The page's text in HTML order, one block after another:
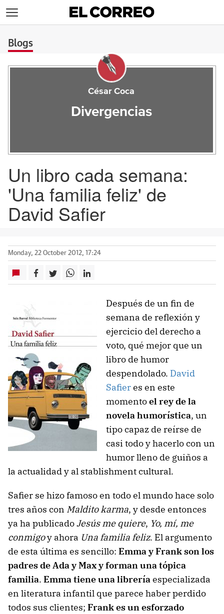
Blogs
César Coca
Divergencias
Un libro cada semana:
'Una familia feliz' de
David Safier
Monday, 22 October 2012, 17:24
Después de un fin de
semana de reflexión y
ejercicio del derecho a
voto, qué mejor que un
libro de humor
despendolado. David
Safieres en este
momentoel rey de la
novela humorística, un
tipo capaz de reírse de
casi todo y hacerlo con un
humor lleno de guiños a
la actualidad y al stablishment cultural.
Safier se hizo famoso en todo el mundo hace solo
tres años con Maldito karma, y desde entonces
ya ha publicadoJesús me quiere, Yo, mí, me
conmigoy ahora Una familia feliz. El argumento
de esta última es sencillo: Emma y Frank son los
padres de Ada y Max y forman una tópica
familia. Emma tiene una libreríaespecializada
en literatura infantil que parece haber perdido
todos sus clientes; Frank es un esforzado